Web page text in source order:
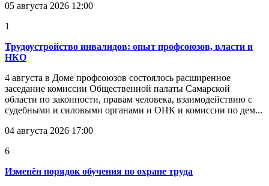
05 августа 2026 12:00
1
Трудоустройство инвалидов: опыт профсоюзов, власти и
НКО
4 августа в Доме профсоюзов состоялось расширенное
заседание комиссии Общественной палаты Самарской
области по законности, правам человека, взаимодействию с
судебными и силовыми органами и ОНК и комиссии по дем...
04 августа 2026 17:00
6
Изменён порядок обучения по охране труда